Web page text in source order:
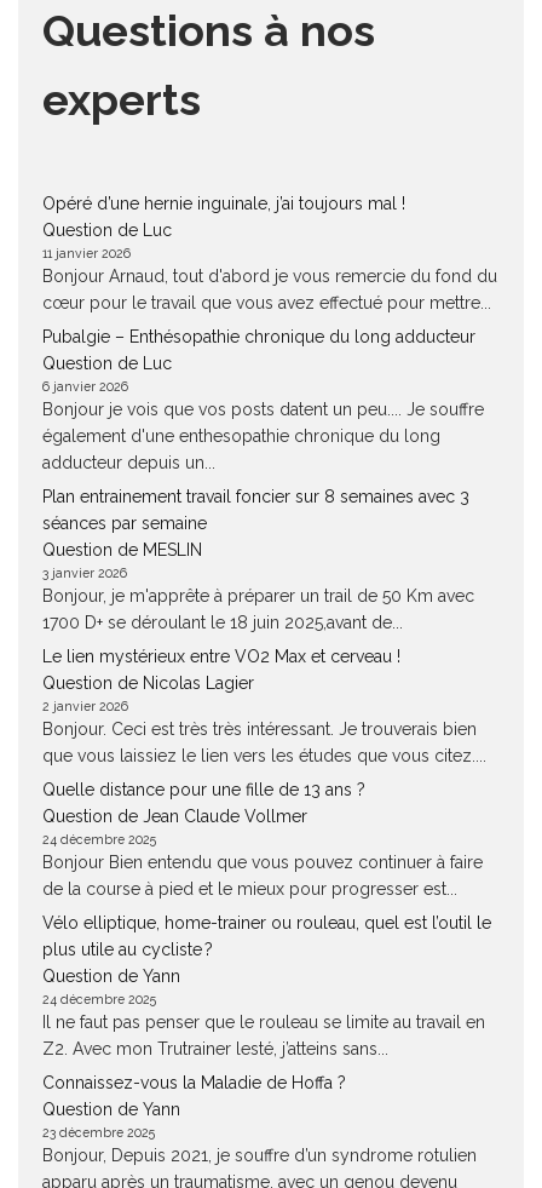
Questions à nos
experts
Opéré d’une hernie inguinale, j’ai toujours mal !
Question de Luc
11 janvier 2026
Bonjour Arnaud, tout d'abord je vous remercie du fond du
cœur pour le travail que vous avez effectué pour mettre...
Pubalgie – Enthésopathie chronique du long adducteur
Question de Luc
6 janvier 2026
Bonjour je vois que vos posts datent un peu.... Je souffre
également d'une enthesopathie chronique du long
adducteur depuis un...
Plan entrainement travail foncier sur 8 semaines avec 3
séances par semaine
Question de MESLIN
3 janvier 2026
Bonjour, je m'apprête à préparer un trail de 50 Km avec
1700 D+ se déroulant le 18 juin 2025,avant de...
Le lien mystérieux entre VO2 Max et cerveau !
Question de Nicolas Lagier
2 janvier 2026
Bonjour. Ceci est très très intéressant. Je trouverais bien
que vous laissiez le lien vers les études que vous citez....
Quelle distance pour une fille de 13 ans ?
Question de Jean Claude Vollmer
24 décembre 2025
Bonjour Bien entendu que vous pouvez continuer à faire
de la course à pied et le mieux pour progresser est...
Vélo elliptique, home-trainer ou rouleau, quel est l’outil le
plus utile au cycliste ?
Question de Yann
24 décembre 2025
Il ne faut pas penser que le rouleau se limite au travail en
Z2. Avec mon Trutrainer lesté, j’atteins sans...
Connaissez-vous la Maladie de Hoffa ?
Question de Yann
23 décembre 2025
Bonjour, Depuis 2021, je souffre d’un syndrome rotulien
apparu après un traumatisme, avec un genou devenu